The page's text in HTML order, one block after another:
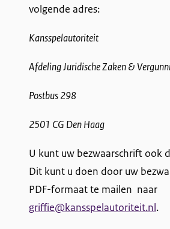
volgende adres:
Kansspelautoriteit
Afdeling Juridische Zaken &
Postbus 298
2501 CG Den Haag
U kunt uw bezwaarschrift ook
Dit kunt u doen door uw
PDF-formaat te mailen naar
griffie@kansspelautoriteit.nl.